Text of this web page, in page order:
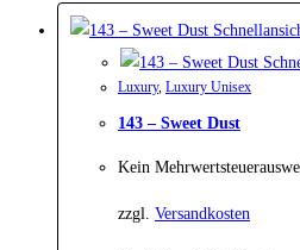
Luxury, Luxury Unisex
143 – Sweet Dust
Kein
zzgl. Versandkosten